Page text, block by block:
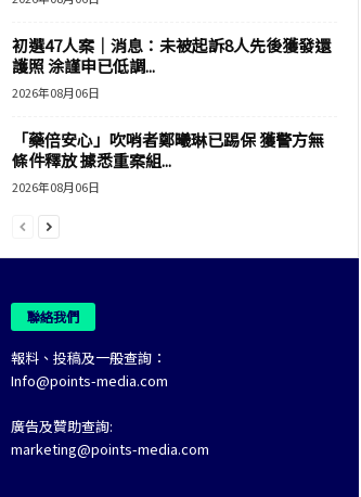
初選47人案｜消息：未被起訴8人先後獲發還
護照 涂謹申已低調...
2026年08月06日
「藥倍安心」吹哨者鄭曦琳已踢保 獲警方無
條件釋放 據悉重案組...
2026年08月06日
聯絡我們
報料、投稿及一般查詢：
Info@points-media.com
廣告及贊助查詢:
marketing@points-media.com